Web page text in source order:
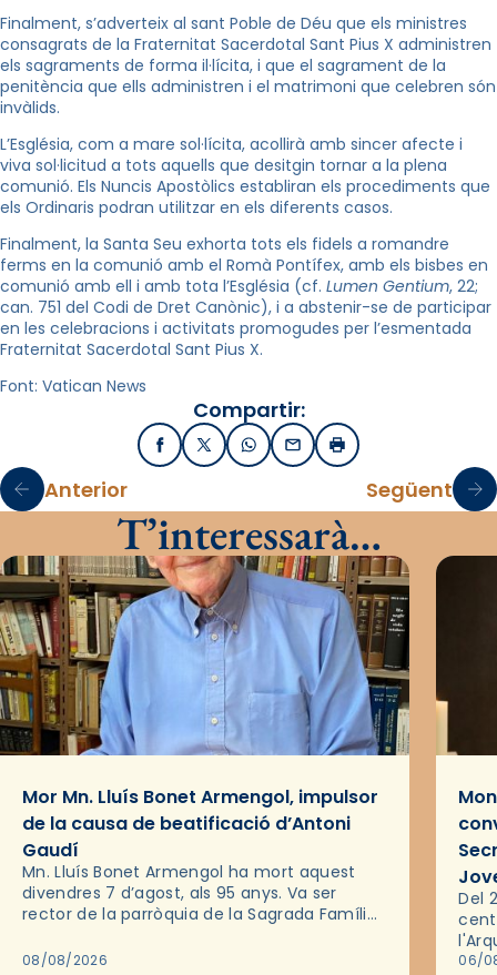
Finalment, s’adverteix al sant Poble de Déu que els ministres
consagrats de la Fraternitat Sacerdotal Sant Pius X administren
els sagraments de forma il·lícita, i que el sagrament de la
penitència que ells administren i el matrimoni que celebren són
invàlids.
L’Església, com a mare sol·lícita, acollirà amb sincer afecte i
viva sol·licitud a tots aquells que desitgin tornar a la plena
comunió. Els Nuncis Apostòlics establiran els procediments que
els Ordinaris podran utilitzar en els diferents casos.
Finalment, la Santa Seu exhorta tots els fidels a romandre
ferms en la comunió amb el Romà Pontífex, amb els bisbes en
comunió amb ell i amb tota l’Església (cf. Lumen Gentium, 22;
can. 751 del Codi de Dret Canònic), i a abstenir-se de participar
en les celebracions i activitats promogudes per l’esmentada
Fraternitat Sacerdotal Sant Pius X.
Font: Vatican News
Compartir:
FacebookX / TwitterWhatsApp
EmailImprimir
Anterior Següent
T’interessarà…
Mor Mn. Lluís Bonet Armengol, impulsor
de la causa de beatificació d’Antoni
Gaudí
Mn. Lluís Bonet Armengol ha mort aquest
divendres 7 d’agost, als 95 anys. Va ser
rector de la parròquia de la Sagrada Família
2018,…
08/08/2026
Del
les
06/